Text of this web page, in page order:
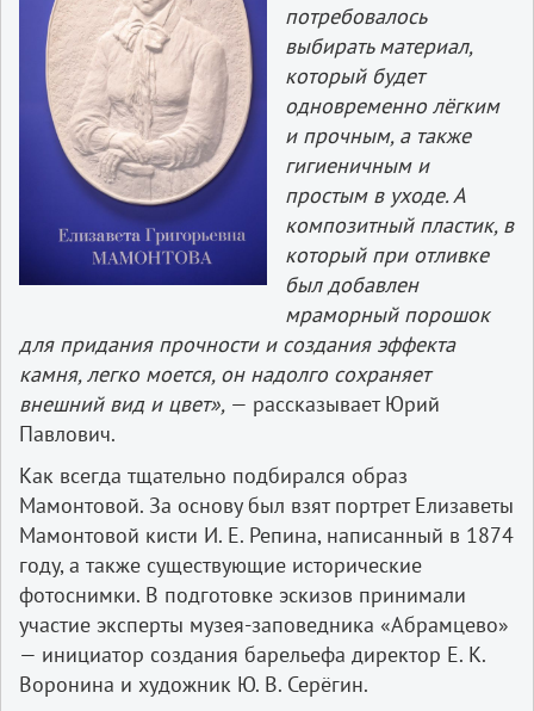
потребовалось
выбирать материал,
который будет
одновременно лёгким
и прочным, а также
гигиеничным и
простым в уходе. А
композитный пластик, в
который при отливке
был добавлен
мраморный порошок
для придания прочности и создания эффекта
камня, легко моется, он надолго сохраняет
внешний вид и цвет», — рассказывает Юрий
Павлович.
Как всегда тщательно подбирался образ
Мамонтовой. За основу был взят портрет Елизаветы
Мамонтовой кисти И. Е. Репина, написанный в 1874
году, а также существующие исторические
фотоснимки. В подготовке эскизов принимали
участие эксперты музея-заповедника «Абрамцево»
— инициатор создания барельефа директор Е. К.
Воронина и художник Ю. В. Серёгин.